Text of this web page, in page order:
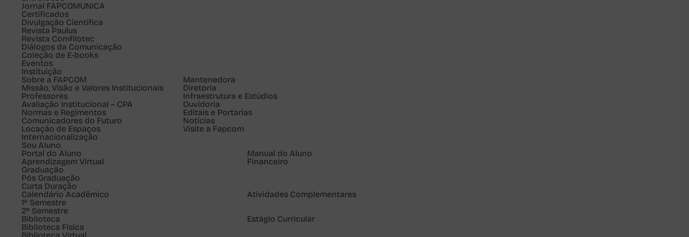
Jornal FAPCOMUNICA
Certificados
Divulgação Cientifica
Revista Paulus
Revista Comfilotec
Diálogos da Comunicação
Coleção de E-books
Eventos
Instituição
Sobre a FAPCOM
Mantenedora
Missão, Visão e Valores Institucionais
Diretoria
Professores
Infraestrutura e Estúdios
Avaliação Institucional – CPA
Ouvidoria
Normas e Regimentos
Editais e Portarias
Comunicadores do Futuro
Notícias
Locação de Espaços
Visite a Fapcom
Internacionalização
Sou Aluno
Portal do Aluno
Manual do Aluno
Aprendizagem Virtual
Graduação
Pós Graduação
Curta Duração
Financeiro
Calendário Acadêmico
1º Semestre
2º Semestre
Atividades Complementares
Biblioteca
Biblioteca Física
Biblioteca Virtual
Estágio Curricular